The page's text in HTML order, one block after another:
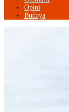
Opini
Budaya